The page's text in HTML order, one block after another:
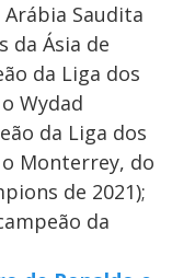
Arábia Saudita
da Ásia de
da Liga dos
Wydad
da Liga dos
o Monterrey, do
de 2021);
da